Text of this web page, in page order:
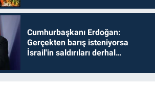
Cumhurbaşkanı Erdoğan:
Gerçekten barış isteniyorsa
İsrail'in saldırıları derhal